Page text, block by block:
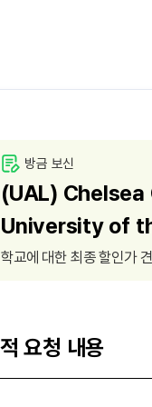
방금 보신
(UAL)
University of
학교에 대한 최종 할인가
요청 내용